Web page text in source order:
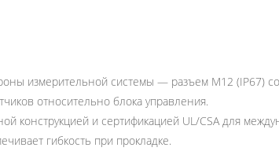
измерительной системы — разъем M12 (IP67)
относительно блока управления.
конструкцией и сертификацией UL/CSA для
гибкость при прокладке.